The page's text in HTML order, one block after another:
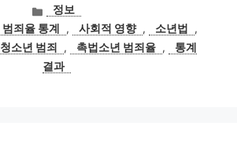
카
테
고
리
정보
범죄율 통계 , 사회적 영향 , 소년법
,
청소년 범죄 , 촉법소년 범죄율 ,
통계
결과